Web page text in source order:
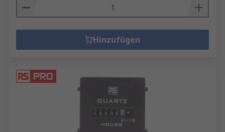
Hinzufügen